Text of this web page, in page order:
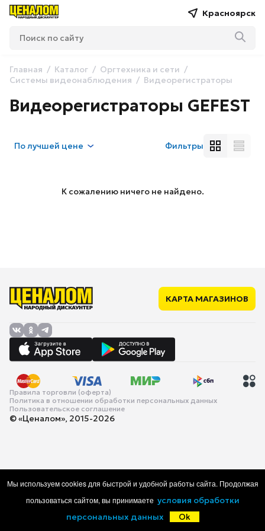
Красноярск
Главная Каталог
Оргтехника и сети
Системы видеонаблюдения
Видеорегистраторы
Видеорегистраторы GEFEST
Получшей цене Фильтры
К сожалению ничего не найдено.
КАРТА МАГАЗИНОВ
Правила торговли (оферта)
Политика в отношении обработки персональных данных
Пользовательское соглашение
© «Ценалом», 2015-2026
Каталог Корзина Избранное
Мы используем cookies для быстрой и удобной работы сайта. Продолжая
пользоваться сайтом, вы принимаете условия обработки
персональных данных
Ok